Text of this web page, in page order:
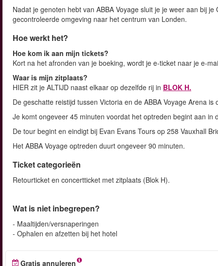
Nadat je genoten hebt van ABBA Voyage sluit je je weer aan bij
gecontroleerde omgeving naar het centrum van Londen.
Hoe werkt het?
Hoe kom ik aan mijn tickets?
Kort na het afronden van je boeking, wordt je e-ticket naar je e-
Waar is mijn zitplaats?
HIER zit je ALTIJD naast elkaar op dezelfde rij in BLOK H.
De geschatte reistijd tussen Victoria en de ABBA Voyage Arena
Je komt ongeveer 45 minuten voordat het optreden begint aan in
De tour begint en eindigt bij Evan Evans Tours op 258 Vauxhall
Het ABBA Voyage optreden duurt ongeveer 90 minuten.
Ticket categorieën
Retourticket en concertticket met zitplaats (Blok H).
Wat is niet inbegrepen?
- Maaltijden/versnaperingen
- Ophalen en afzetten bij het hotel
Gratis annuleren